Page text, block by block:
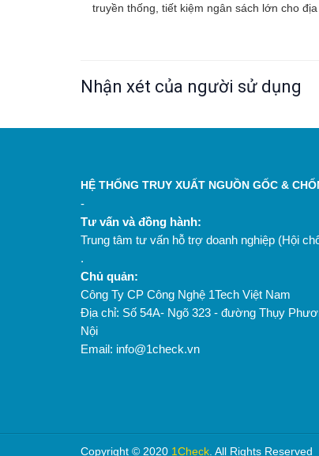
truyền thống, tiết kiệm ngân sách lớn cho
Nhận xét của người sử dụng
HỆ THỐNG TRUY XUẤT NGUỒN GỐC &
-
Tư vấn và đồng hành:
Trung tâm tư vấn hỗ trợ doanh nghiệp (Hội
.
Chủ quản:
Công Ty CP Công Nghệ 1Tech Việt Nam
Địa chỉ: Số 54A- Ngõ 323 - đường Thụy
Nội
Email: info@1check.vn
Copyright © 2020 1Check . All Rights Reserved